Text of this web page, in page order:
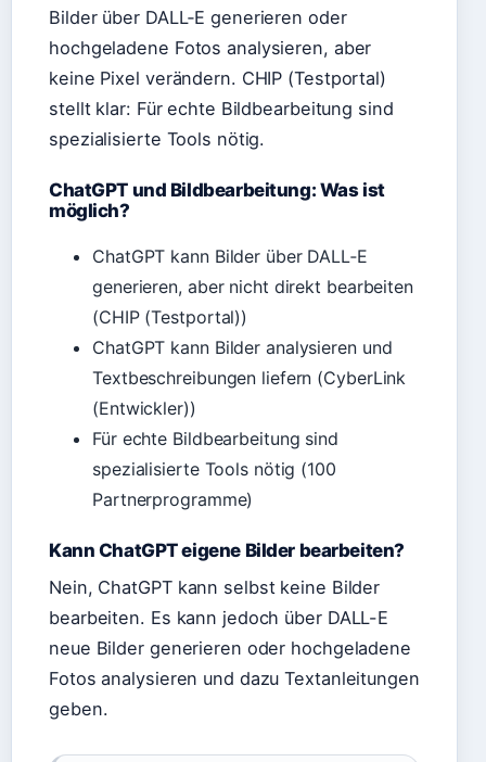
Bilder über DALL‑E generieren oder
hochgeladene Fotos analysieren, aber
keine Pixel verändern. CHIP (Testportal)
stellt klar: Für echte Bildbearbeitung sind
spezialisierte Tools nötig.
ChatGPT und Bildbearbeitung: Was ist
möglich?
ChatGPT kann Bilder über DALL‑E
generieren, aber nicht direkt bearbeiten
(CHIP (Testportal))
ChatGPT kann Bilder analysieren und
Textbeschreibungen liefern (CyberLink
(Entwickler))
Für echte Bildbearbeitung sind
spezialisierte Tools nötig (100
Partnerprogramme)
Kann ChatGPT eigene Bilder bearbeiten?
Nein, ChatGPT kann selbst keine Bilder
bearbeiten. Es kann jedoch über DALL-E
neue Bilder generieren oder hochgeladene
Fotos analysieren und dazu Textanleitungen
geben.